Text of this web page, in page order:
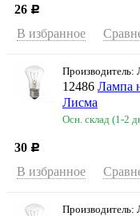
26 Р
В избранное
Производитель:
12486 Лампа
Лисма
Осн. склад (1-2
30 Р
В избранное
Производитель: